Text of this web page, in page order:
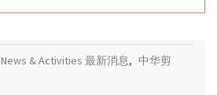
News & Activities 最新消息, 中华剪